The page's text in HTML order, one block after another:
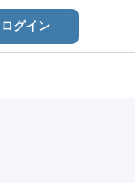
ログイン